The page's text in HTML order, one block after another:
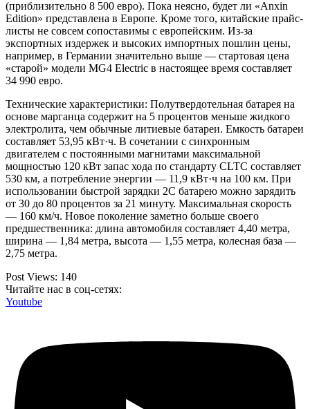
(приблизительно 8 500 евро). Пока неясно, будет ли «Anxin
Edition» представлена ​​в Европе. Кроме того, китайские прайс-
листы не совсем сопоставимы с европейским. Из-за
экспортных издержек и высоких импортных пошлин цены,
например, в Германии значительно выше — стартовая цена
«старой» модели MG4 Electric в настоящее время составляет
34 990 евро.
Технические характеристики: Полутвердотельная батарея на
основе марганца содержит на 5 процентов меньше жидкого
электролита, чем обычные литиевые батареи. Емкость батареи
составляет 53,95 кВт·ч. В сочетании с синхронным
двигателем с постоянными магнитами максимальной
мощностью 120 кВт запас хода по стандарту CLTC составляет
530 км, а потребление энергии — 11,9 кВт·ч на 100 км. При
использовании быстрой зарядки 2C батарею можно зарядить
от 30 до 80 процентов за 21 минуту. Максимальная скорость
— 160 км/ч. Новое поколение заметно больше своего
предшественника: длина автомобиля составляет 4,40 метра,
ширина — 1,84 метра, высота — 1,55 метра, колесная база —
2,75 метра.
Post Views: 140
Читайте нас в соц-сетях:
Youtube